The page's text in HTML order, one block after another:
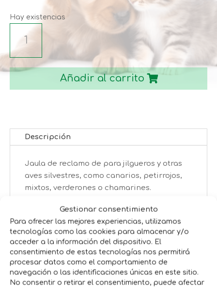
Gestionar consentimiento
Para ofrecer las mejores experiencias, utilizamos
tecnologías como las cookies para almacenar y/o
acceder a la información del dispositivo. El
consentimiento de estas tecnologías nos permitirá
procesar datos como el comportamiento de
navegación o las identificaciones únicas en este sitio.
No consentir o retirar el consentimiento, puede afectar
Hay existencias
JAULA
C-
cantidad
Añadir al carrito
Descripción
Jaula de reclamo de para jilgueros y otras
aves silvestres, como canarios, petirrojos,
mixtos, verderones o chamarines.
Productos relacionados